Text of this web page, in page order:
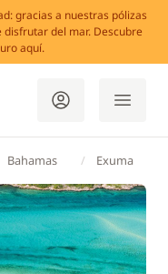
gracias a nuestras pólizas
del mar. Descubre
aquí.
Bahamas Exuma